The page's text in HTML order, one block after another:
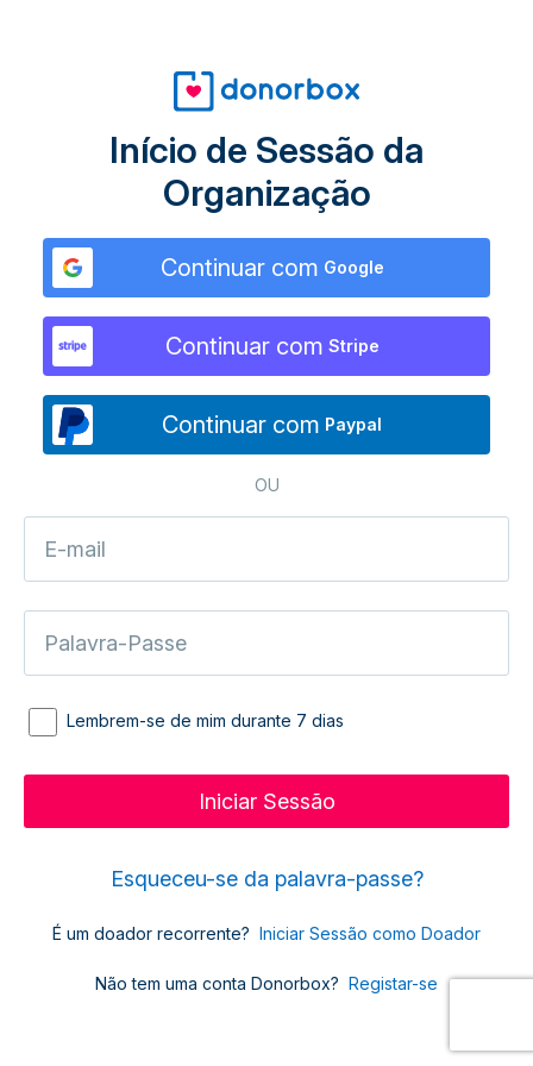
Início de Sessão da
Organização
Continuar com Google
Continuar com Stripe
Continuar com Paypal
OU
Lembrem-se de mim durante 7 dias
Esqueceu-se da palavra-passe?
É um doador recorrente? Iniciar Sessão como Doador
Não tem uma conta Donorbox? Registar-se